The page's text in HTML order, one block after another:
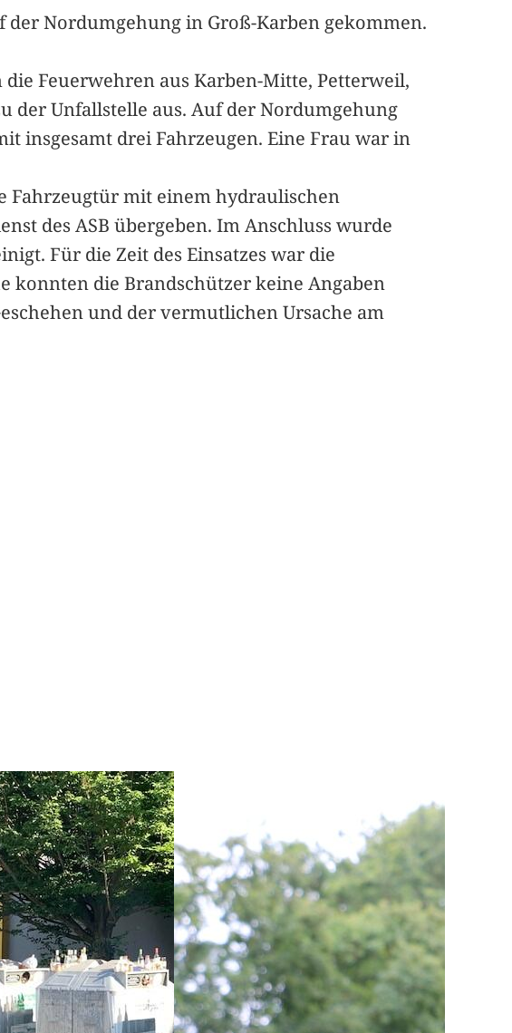
Nordumgehung in Groß-Karben gekommen.
Feuerwehren aus Karben-Mitte, Petterweil,
der Unfallstelle aus. Auf der Nordumgehung
insgesamt drei Fahrzeugen. Eine Frau war in
Fahrzeugtür mit einem hydraulischen
des ASB übergeben. Im Anschluss wurde
Für die Zeit des Einsatzes war die
konnten die Brandschützer keine Angaben
und der vermutlichen Ursache am